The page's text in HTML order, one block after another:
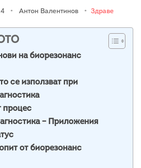
• Антон Валентинов • Здраве
на биорезонанс
се използват при
процес
– Приложения
от биорезонанс